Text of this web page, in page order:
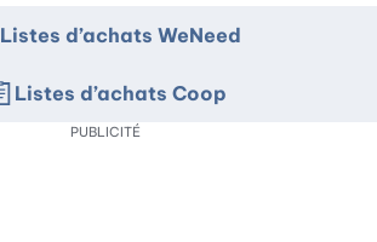
Listes d’achats WeNeed
Listes d’achats Coop
PUBLICITÉ